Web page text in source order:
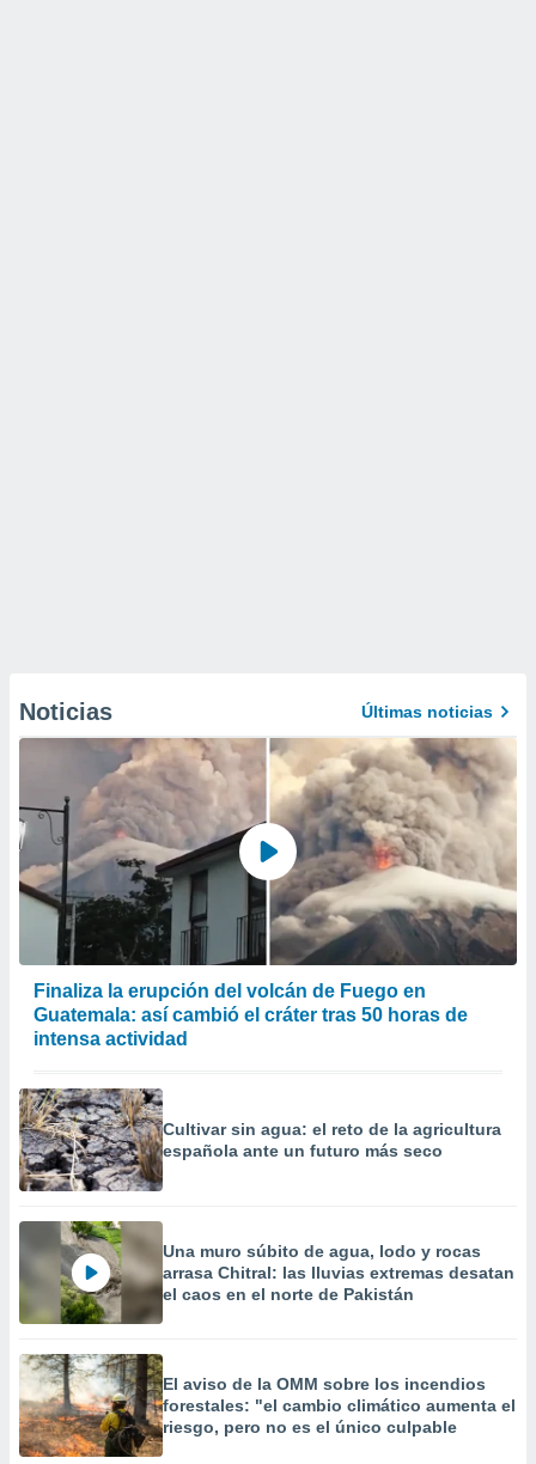
Noticias Últimas noticias
Finaliza la erupción del volcán de Fuego en
Guatemala: así cambió el cráter tras 50 horas de
intensa actividad
Cultivar sin agua: el reto de la agricultura
española ante un futuro más seco
Una muro súbito de agua, lodo y rocas
arrasa Chitral: las lluvias extremas desatan
el caos en el norte de Pakistán
El aviso de la OMM sobre los incendios
forestales: "el cambio climático aumenta el
riesgo, pero no es el único culpable